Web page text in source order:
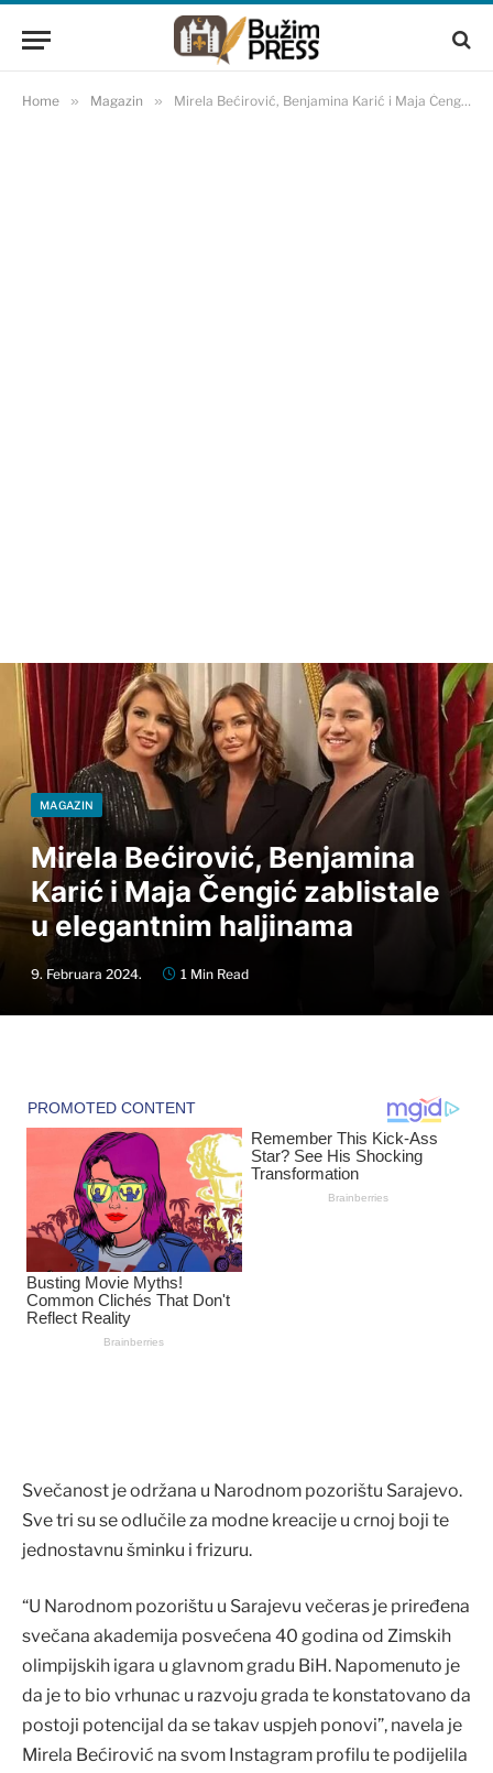
Home » Magazin » Mirela Bećirović, Benjamina Karić i Maja Čengić zablistale u elegantnim haljinama
MAGAZIN
Mirela Bećirović, Benjamina
Karić i Maja Čengić zablistale
u elegantnim haljinama
9. Februara 2024. 1 Min Read
Svečanost je održana u Narodnom pozorištu Sarajevo.
Sve tri su se odlučile za modne kreacije u crnoj boji te
jednostavnu šminku i frizuru.
“U Narodnom pozorištu u Sarajevu večeras je priređena
svečana akademija posvećena 40 godina od Zimskih
olimpijskih igara u glavnom gradu BiH. Napomenuto je
da je to bio vrhunac u razvoju grada te konstatovano da
postoji potencijal da se takav uspjeh ponovi”, navela je
Mirela Bećirović na svom Instagram profilu te podijelila